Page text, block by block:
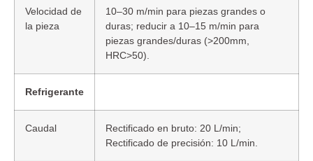
Velocidad de
la pieza
10–30 m/min para piezas grandes o
duras; reducir a 10–15 m/min para
piezas grandes/duras (>200mm,
HRC>50).
Refrigerante
Caudal
Rectificado en bruto: 20 L/min;
Rectificado de precisión: 10 L/min.